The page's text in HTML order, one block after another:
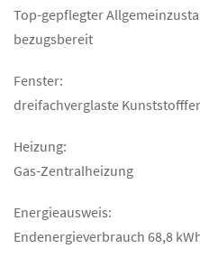
Top-gepflegter
bezugsbereit
Fenster:
dreifachverglaste
Heizung:
Gas-Zentralheizung
Energieausweis:
Endenergieverbrauch 68,8